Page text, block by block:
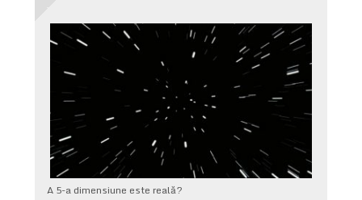
A 5-a dimensiune este reală?